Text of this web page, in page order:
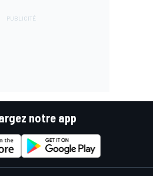
notre app